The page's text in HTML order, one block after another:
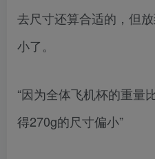
去尺寸还算合适的，但
小了。
“因为全体飞机杯的重量
得270g的尺寸偏小”